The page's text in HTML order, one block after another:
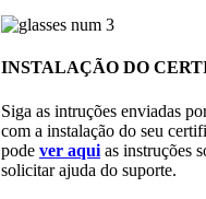
INSTALAÇÃO DO
Siga as intruções enviadas
com a instalação do seu
pode ver aqui as instruções
solicitar ajuda do suporte.